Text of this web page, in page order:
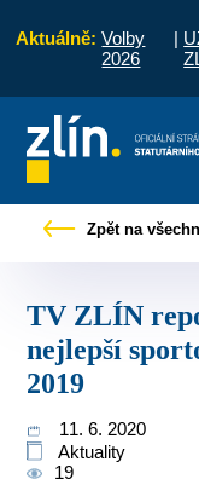
Aktuálně: Volby
2026
|
vyřídit
Zpět na
TV ZLÍN reportáže: Byli vyhlášení
nejlepší
2019
11. 6. 2020
Aktuality
19